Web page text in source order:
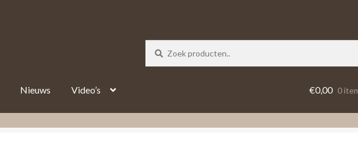
Nieuws Video’s €0,00 0